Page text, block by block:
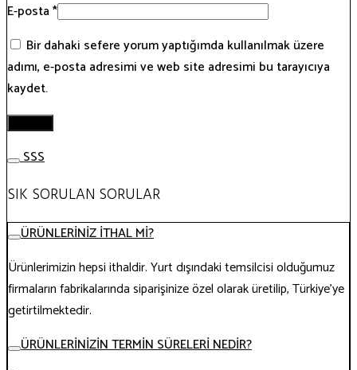
E-posta*
Bir dahaki sefere yorum yaptığımda kullanılmak üzere
adımı, e-posta adresimi ve web site adresimi bu tarayıcıya
kaydet.
SSS
SIK SORULAN SORULAR
ÜRÜNLERİNİZ İTHAL Mİ?
Ürünlerimizin hepsi ithaldir. Yurt dışındaki temsilcisi olduğumuz
firmaların fabrikalarında siparişinize özel olarak üretilip, Türkiye’ye
getirtilmektedir.
ÜRÜNLERİNİZİN TERMİN SÜRELERİ NEDİR?